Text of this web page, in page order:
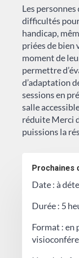
Les
difficultés
handicap,
priées de bien
moment de
permettre
d’adaptation
sessions en
salle
réduite Merci
puissions la
Prochaines
Date : à
Durée : 5
Format : en